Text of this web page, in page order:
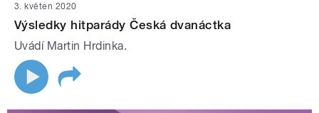
3. květen 2020
Výsledky hitparády Česká dvanáctka
Uvádí Martin Hrdinka.